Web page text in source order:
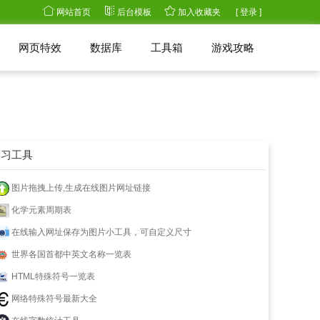
网站首页 后台模板 加入收藏夹 [ 登录 ]
网页特效 数据库 工具箱 游戏攻略
工具
图片拖拽上传,生成在线图片网址链接
化学元素周期表
在线输入网址保存为图片小工具，可自定义尺寸
世界各国首都中英文名称一览表
HTML特殊符号一览表
网络特殊符号最新大全